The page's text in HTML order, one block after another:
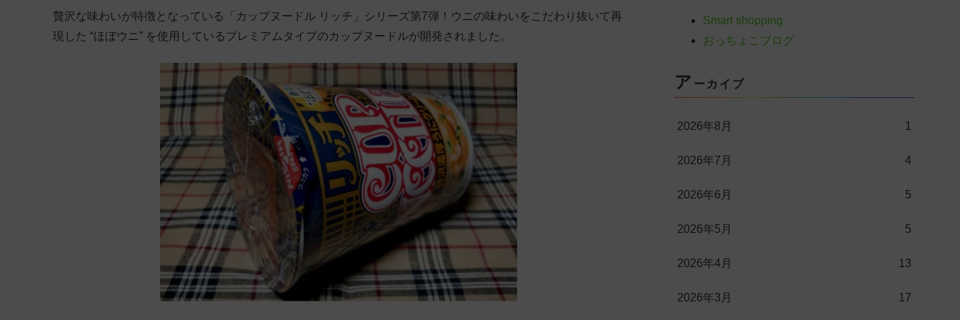
贅沢な味わいが特徴となっている「カップヌードル リッチ」シリーズ第7弾！ウニの味わいをこだわり抜いて再
現した “ほぼウニ” を使用しているプレミアムタイプのカップヌードルが開発されました。
Smart shopping
おっちょこブログ
ア ーカイブ
2026年8月 1
2026年7月 4
2026年6月 5
2026年5月 5
2026年4月 13
2026年3月 17